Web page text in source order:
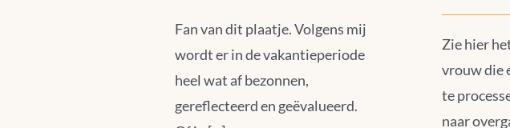
Fan van dit plaatje. Volgens mij
wordt er in de vakantieperiode
heel wat af bezonnen,
gereflecteerd en geëvalueerd.
Zie hier
vrouw die
te
naar